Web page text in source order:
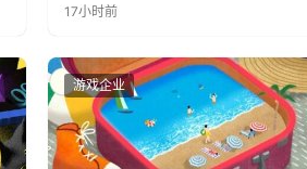
17小时前
游戏企业